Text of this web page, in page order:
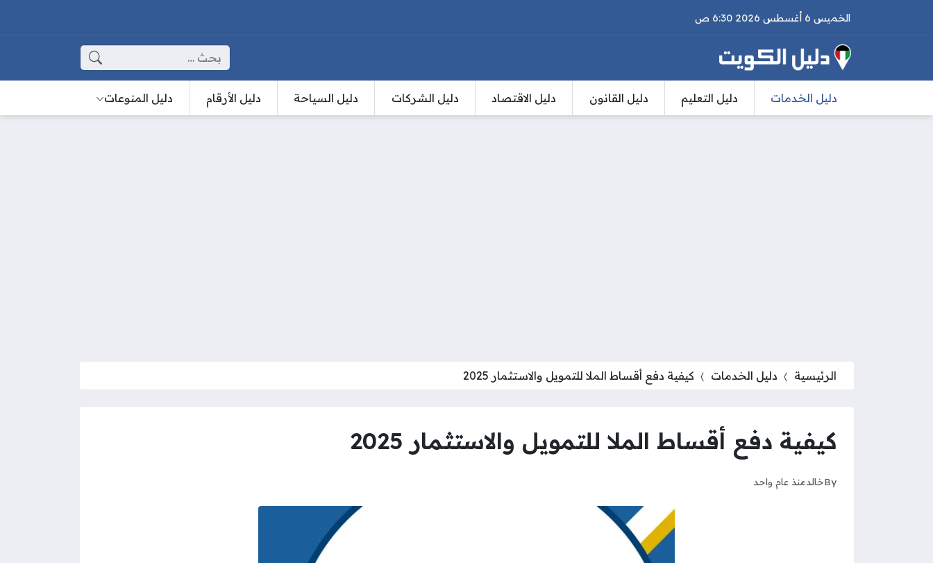
الخميس 6 أغسطس 2026 6:30 ص
البحث عن:
دليل الخدمات دليل التعليم دليل القانون دليل الاقتصاد دليل الشركات دليل السياحة دليل الأرقام دليل المنوعات
الرئيسية دليل الخدمات كيفية دفع أقساط الملا للتمويل والاستثمار 2025
كيفية دفع أقساط الملا للتمويل والاستثمار 2025
Byخالدمنذ عام واحد